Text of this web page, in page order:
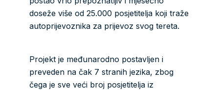
doseže više od 25.000 posjetitelja koji traže
autoprijevoznika za prijevoz svog tereta.
Projekt je međunarodno postavljen i
preveden na čak 7 stranih jezika, zbog
čega je sve veći broj posjetitelja iz